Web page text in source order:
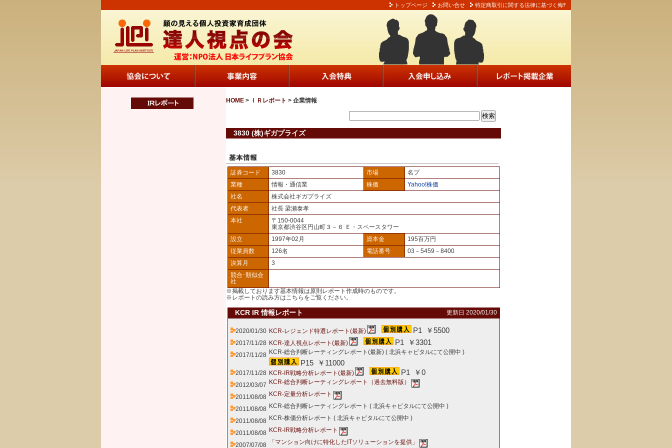
トップページ お問い合せ 特定商取引に関する法律に基づく侮ｦ
HOME > ＩＲレポート > 企業情報
3830 (株)ギガプライズ
証券コード 3830 市場
名プ
業種
情報・通信業 株価
Yahoo!株価
社名
株式会社ギガプライズ
代表者
社長 梁瀬泰孝
本社
〒150-0044
東京都渋谷区円山町３－６ Ｅ・スペースタワー
設立
1997年02月 資本金
195百万円
従業員数
126名 電話番号
03－5459－8400
決算月
3
競合･類似会
社
※掲載しております基本情報は原則レポート作成時のものです。
※レポートの読み方はこちら をご覧ください。
KCR IR 情報レポート 更新日 2020/01/30
2020/01/30 KCR-レジェンド特選レポート(最新) P1 ￥5500
2017/11/28 KCR-達人視点レポート(最新) P1 ￥3301
2017/11/28 KCR-総合判断レーティングレポート(最新) ( 北浜キャピタルにて公開中 )
P15 ￥11000
2017/11/28 KCR-IR戦略分析レポート(最新) P1 ￥0
2012/03/07 KCR-総合判断レーティングレポート（過去無料版）
2011/08/08 KCR-定量分析レポート
2011/08/08 KCR-総合判断レーティングレポート ( 北浜キャピタルにて公開中 )
2011/08/08 KCR-株価分析レポート ( 北浜キャピタルにて公開中 )
2011/08/08 KCR-IR戦略分析レポート
2007/07/08 「マンション向けに特化したITソリューションを提供」